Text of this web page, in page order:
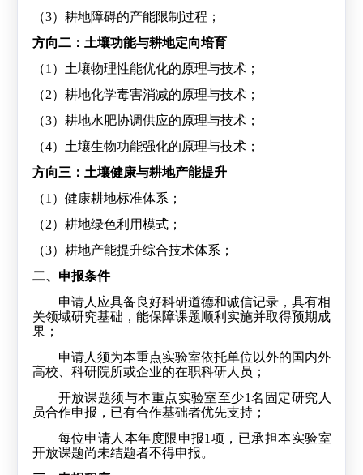
（3）耕地障碍的产能限制过程；
方向二：土壤功能与耕地定向培育
（1 ）土壤物理性能优化的原理与技术；
（2）耕地化学毒害消减的原理与技术；
（3）耕地水肥协调供应的原理与技术；
（4）土壤生物功能强化的原理与技术；
方向三：土壤健康与耕地产能提升
（1 ）健康耕地标准体系；
（2）耕地绿色利用模式；
（3）耕地产能提升综合技术体系；
二、申报条件
申请人应具备良好科研道德和诚信记录，具有相
关领域研究基础，能保障课题顺利实施并取得预期成
果；
申请人须为本重点实验室依托单位以外的国内外
高校、科研院所或企业的在职科研人员；
开放课题须与本重点实验室至少1名固定研究人
员合作申报，已有合作基础者优先支持；
每位申请人本年度限申报1 项，已承担本实验室
开放课题尚未结题者不得申报。